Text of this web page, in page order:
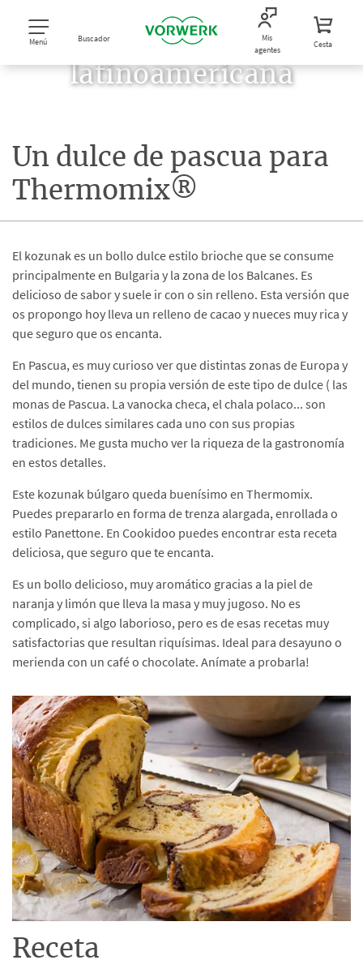
Menú Buscador
Mis
agentes
Cesta
Cocina
latinoamericana
Un dulce de pascua para
Thermomix®
El kozunak es un bollo dulce estilo brioche que se consume
principalmente en Bulgaria y la zona de los Balcanes. Es
delicioso de sabor y suele ir con o sin relleno. Esta versión que
os propongo hoy lleva un relleno de cacao y nueces muy rica y
que seguro que os encanta.
En Pascua, es muy curioso ver que distintas zonas de Europa y
del mundo, tienen su propia versión de este tipo de dulce ( las
monas de Pascua. La vanocka checa, el chala polaco... son
estilos de dulces similares cada uno con sus propias
tradiciones. Me gusta mucho ver la riqueza de la gastronomía
en estos detalles.
Este kozunak búlgaro queda buenísimo en Thermomix.
Puedes prepararlo en forma de trenza alargada, enrollada o
estilo Panettone. En Cookidoo puedes encontrar esta receta
deliciosa, que seguro que te encanta.
Es un bollo delicioso, muy aromático gracias a la piel de
naranja y limón que lleva la masa y muy jugoso. No es
complicado, si algo laborioso, pero es de esas recetas muy
satisfactorias que resultan riquísimas. Ideal para desayuno o
merienda con un café o chocolate. Anímate a probarla!
Receta